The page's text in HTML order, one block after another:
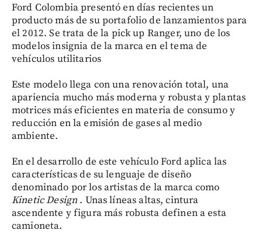
Ford Colombia presentó en días recientes un
producto más de su portafolio de lanzamientos para
el 2012. Se trata de la pick up Ranger, uno de los
modelos insignia de la marca en el tema de
vehículos utilitarios
Este modelo llega con una renovación total, una
apariencia mucho más moderna y robusta y plantas
motrices más eficientes en materia de consumo y
reducción en la emisión de gases al medio
ambiente.
En el desarrollo de este vehículo Ford aplica las
características de su lenguaje de diseño
denominado por los artistas de la marca como
Kinetic Design . Unas líneas altas, cintura
ascendente y figura más robusta definen a esta
camioneta.